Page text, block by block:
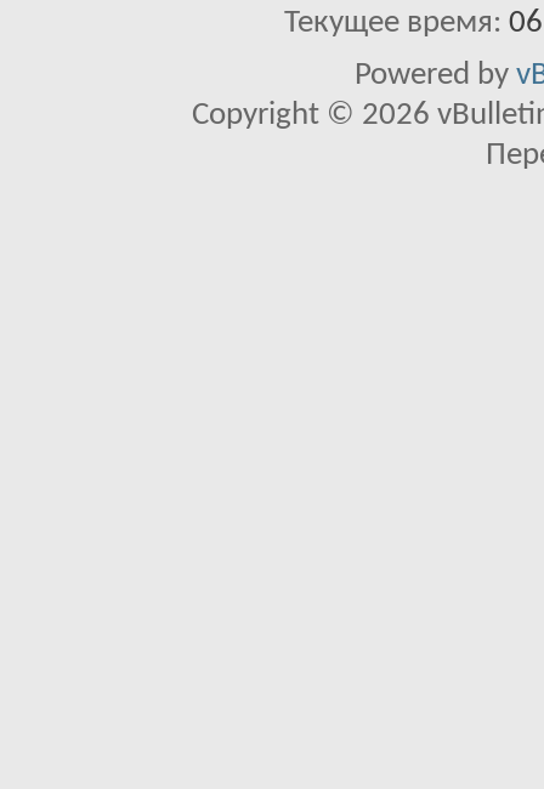
Текущее время:
Powered by
Copyright © 2026